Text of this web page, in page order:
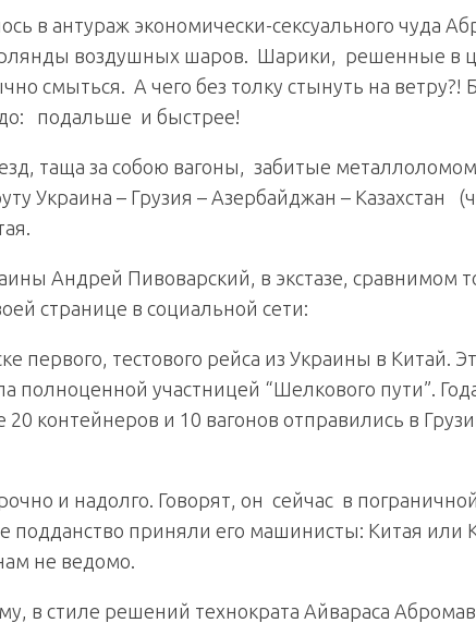
в антураж экономически-сексуального чуда
воздушных шаров. Шарики, решенные в
смыться. А чего без толку стынуть на ветру?!
подальше и быстрее!
таща за собою вагоны, забитые
Украина – Грузия – Азербайджан – Казахстан
Андрей Пивоварский, в экстазе, сравнимом
странице в социальной сети:
первого, тестового рейса из Украины в Китай.
полноценной участницей “Шелкового пути”.
контейнеров и 10 вагонов отправились в
и надолго. Говорят, он сейчас в
подданство приняли его машинисты: Китая или
не ведомо.
в стиле решений технократа Айвараса